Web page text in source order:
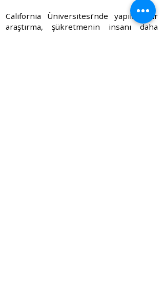
California Üniversitesi’nde yapılan bir
araştırma, şükretmenin insanı daha